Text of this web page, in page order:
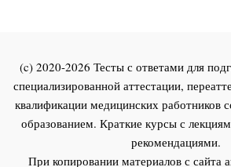
(c) 2020-2026 Тесты с ответами для
специализированной аттестации,
квалификации медицинских работников
образованием. Краткие курсы с
рекомендациями.
При копировании материалов с сайта